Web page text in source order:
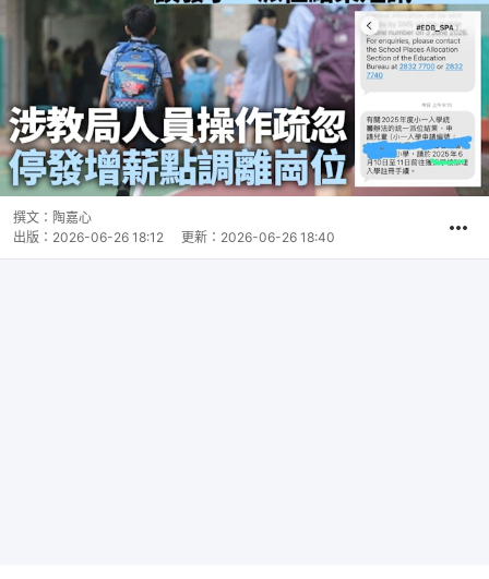
撰文： 陶嘉心
出版： 2026-06-26 18:12 更新： 2026-06-26 18:40